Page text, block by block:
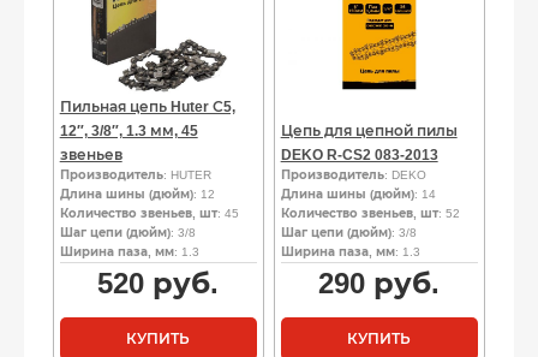
Пильная цепь Huter С5,
12″, 3/8″, 1.3 мм, 45
звеньев
Производитель: HUTER
Длина шины (дюйм): 12
Количество звеньев, шт: 45
Шаг цепи (дюйм): 3/8
Ширина паза, мм: 1.3
520 руб.
КУПИТЬ
Цепь для цепной пилы
DEKO R-CS2 083-2013
Производитель: DEKO
Длина шины (дюйм): 14
Количество звеньев, шт: 52
Шаг цепи (дюйм): 3/8
Ширина паза, мм: 1.3
290 руб.
КУПИТЬ